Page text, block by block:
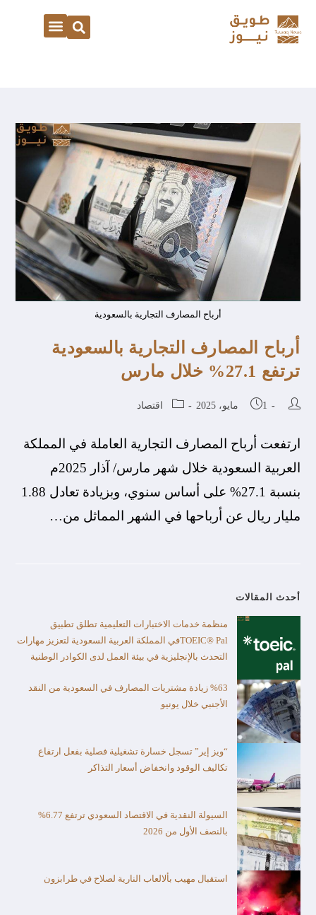
أرباح المصارف التجارية بالسعودية
أرباح المصارف التجارية بالسعودية
ترتفع 27.1% خلال مارس
1 مايو، 2025 اقتصاد
ارتفعت أرباح المصارف التجارية العاملة في المملكة
العربية السعودية خلال شهر مارس/ آذار 2025م
بنسبة 27.1% على أساس سنوي، وبزيادة تعادل 1.88
مليار ريال عن أرباحها في الشهر المماثل من…
أحدث المقالات
منظمة خدمات الاختبارات التعليمية تطلق تطبيق
TOEIC® Palفي المملكة العربية السعودية لتعزيز مهارات
التحدث بالإنجليزية في بيئة العمل لدى الكوادر الوطنية
%63 زيادة مشتريات المصارف في السعودية من النقد
الأجنبي خلال يونيو
“ويز إير” تسجل خسارة تشغيلية فصلية بفعل ارتفاع
تكاليف الوقود وانخفاض أسعار التذاكر
السيولة النقدية في الاقتصاد السعودي ترتفع 6.77%
بالنصف الأول من 2026
استقبال مهيب بألالعاب النارية لصلاح في طرابزون